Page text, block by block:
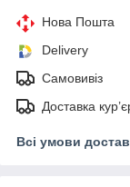
Нова Пошта
Delivery
Самовивіз
Доставка
Всі умови